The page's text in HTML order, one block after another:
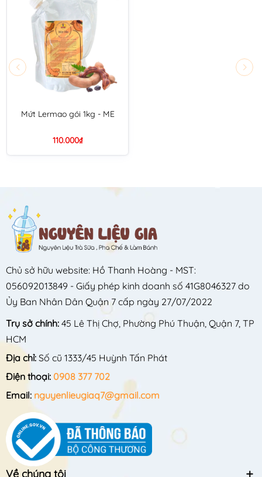
Mứt Lermao gói 1kg - ME
110.000₫
Chủ sở hữu website: Hồ Thanh Hoàng - MST:
056092013849 - Giấy phép kinh doanh số 41G8046327 do
Ủy Ban Nhân Dân Quận 7 cấp ngày 27/07/2022
Trụ sở chính: 45 Lê Thị Chợ, Phường Phú Thuận, Quận 7, TP
HCM
Địa chỉ: Số cũ 1333/45 Huỳnh Tấn Phát
Điện thoại: 0908 377 702
Email: nguyenlieugiaq7@gmail.com
Về chúng tôi